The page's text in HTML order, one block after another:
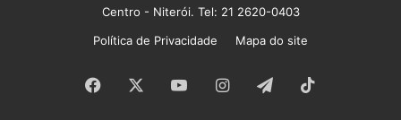
Centro - Niterói. Tel: 21 2620-0403
Política de Privacidade
Mapa do site
Facebook YouTubeInstagramTelegram